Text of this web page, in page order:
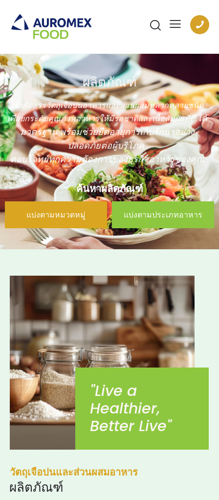
ผลิตภัณฑ์
เราคัดสรรวัตถุเจือปนอาหารและส่วนผสมหลากหลายชนิด
เพื่อยกระดับคุณภาพอาหารให้มีรสชาติและเนื้อสัมผัสที่ดีได้
มาตรฐาน พร้อมช่วยยืดอายุการเก็บรักษาอย่าง
ปลอดภัยต่อผู้บริโภค
ตอบโจทย์ทุกความต้องการของธุรกิจอาหารของคุณ
ค้นหาผลิตภัณฑ์
แบ่งตามหมวดหมู่ แบ่งตามประเภทอาหาร
"Live a
Healthier,
Better Live"
วัตถุเจือปนและส่วนผสมอาหาร
ผลิตภัณฑ์